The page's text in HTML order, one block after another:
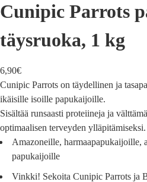
Cunipic Parrots
täysruoka, 1 kg
6,90€
Cunipic Parrots on täydellinen ja
ikäisille isoille papukaijoille.
Sisältää runsaasti proteiineja ja
optimaalisen terveyden ylläpitämiseksi.
Amazoneille, harmaapapukaijoille,
papukaijoille
Vinkki! Sekoita Cunipic Parrots ja